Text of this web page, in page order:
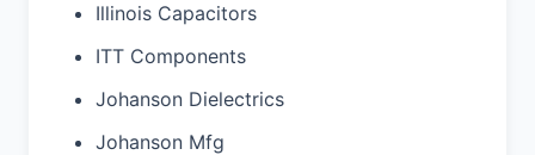
Illinois Capacitors
ITT Components
Johanson Dielectrics
Johanson Mfg